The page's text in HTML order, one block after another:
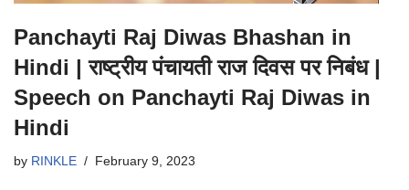
Panchayti Raj Diwas Bhashan in
Hindi | राष्ट्रीय पंचायती राज दिवस पर निबंध |
Speech on Panchayti Raj Diwas in
Hindi
by RINKLE February 9, 2023